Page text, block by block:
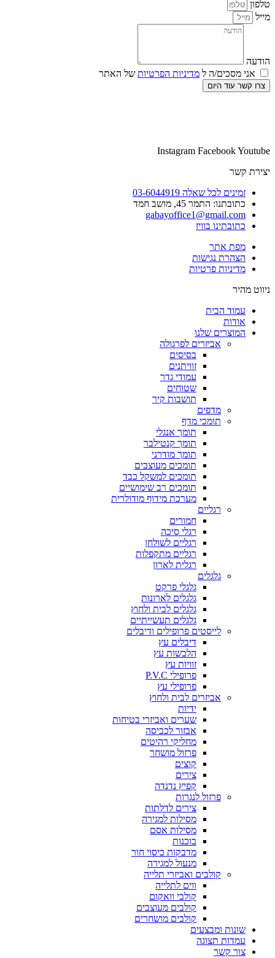
טלפון
מייל
הודעה
אני מסכים/ה ל מדיניות הפרטיות של האתר
צרו קשר עוד היום
Instagram FacebookYoutube
יצירת קשר
זמינים לכל שאלה 03-6044919
כתובתנו: התמר 45, מושב חמד​
gabayoffice1@gmail.com
כתובתינו בוויז
מפת אתר
הצהרת נגישות
מדיניות פרטיות
ניווט מהיר
עמוד הבית
אודות
המוצרים שלנו
אביזרים לפרגולה
בסיסים
זוויתנים
עמודי גדר
שטוחים
תושבות קיר
מדפים
תומכי מדף
תומך אנגלי
תומך קנטילבר
תומך מודרני
תומכים מעוצבים
תומכים למשקל כבד
תומכים רב שימושיים
מערכת מידוף מודולרית
רגליים
חמורים
רגלי סיכה
רגליים לשולחן
רגליים מתקפלות
רגלית לארון
גלגלים
גלגלי פרקט
גלגלים לארונות
גלגלים לבית ולחוץ
גלגלים תעשייתיים
לייסטים פרופילים ודיבלים
דיבלים עץ
הלבשות עץ
זוויות עץ
פרופילי P.V.C
פרופילי עץ
אביזרים לבית ולחוץ
ידיות
שערים ואביזרי בטיחות
אבזור לכביסה
מחליקי רהיטים
פרזול מושחר
קוצים
צירים
קפיץ נדנדה
פרזול לנגרות
צירים לדלתות
מסילות למגירה
מסילות אסם
בוכנות
מדבקות כיסוי חור
מנעול למגירה
קולבים ואביזרי תלייה
ווים לתלייה
קולבי וואקום
קולבים מעוצבים
קולבים מושחרים
שונות ומבצעים
עמדות תצוגה
צור קשר